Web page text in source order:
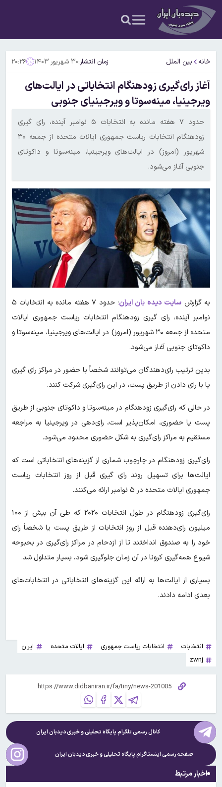
خانه بین الملل زمان انتشار:۳۰ شهریور ۱۴۰۳ ۲۰:۲۶
آغاز رای‌گیری زودهنگام انتخاباتی در ایالت‌های
ویرجینیا، مینه‌سوتا و ویرجینیای جنوبی
حدود ۷ هفته مانده به انتخابات ۵ نوامبر آینده، رای گیری
زودهنگام انتخابات ریاست جمهوری ایالات متحده از جمعه ۳۰
شهریور (امروز) در ایالت‌های ویرجینیا، مینه‌سوتا و داکوتای
جنوبی آغاز می‌شود.
به گزارش سایت دیده بان ایران
؛ حدود ۷ هفته مانده به انتخابات ۵
نوامبر آینده، رای گیری زودهنگام انتخابات ریاست جمهوری ایالات
متحده از جمعه ۳۰ شهریور (امروز) در ایالت‌های ویرجینیا، مینه‌سوتا و
داکوتای جنوبی آغاز می‌شود.
بدین ترتیب رای‌دهندگان می‌توانند شخصاً با حضور در مراکز رای گیری
یا با رای دادن از طریق پست، در این رای‌گیری شرکت کنند.
در حالی که رای‌گیری زودهنگام در مینه‌سوتا و داکوتای جنوبی از طریق
پست یا حضوری، امکان‌پذیر است، رای‌دهی در ویرجینیا به مراجعه
مستقیم به مراکز رای‌گیری به شکل حضوری محدود می‌شود.
رای‌گیری زودهنگام در چارچوب شماری از گزینه‌های انتخاباتی است که
ایالت‌ها برای تسهیل روند رای گیری قبل از روز انتخابات ریاست
جمهوری ایالات متحده در ۵ نوامبر ارائه می‌کنند.
رای‌گیری زودهنگام در طول انتخابات ۲۰۲۰ که طی آن بیش از ۱۰۰
میلیون رای‌دهنده قبل از روز انتخابات از طریق پست یا شخصاً رای
خود را به صندوق انداختند تا از ازدحام در مراکز رای‌گیری در بحبوحه
شیوع همه‌گیری کرونا در آن زمان جلوگیری شود، بسیار متداول شد.
بسیاری از ایالت‌ها به ارائه این گزینه‌های انتخاباتی در انتخابات‌های
بعدی ادامه دادند.
انتخابات انتخابات ریاست جمهوری ایالات متحده
ایران
zwnj
کانال رسمی تلگرام پایگاه تحلیلی و خبریدیدبان ایران
صفحه رسمی اینستاگرام پایگاه تحلیلی و خبریدیدبان ایران
اخبار مرتبط